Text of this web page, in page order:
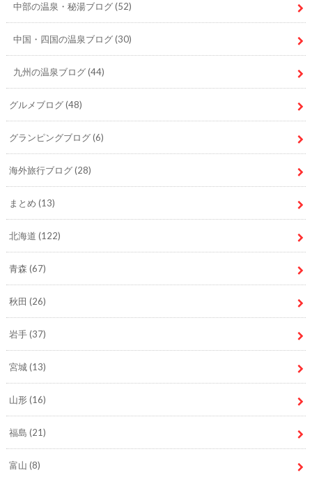
中部の温泉・秘湯ブログ(52)
中国・四国の温泉ブログ(30)
九州の温泉ブログ(44)
グルメブログ(48)
グランピングブログ(6)
海外旅行ブログ(28)
まとめ (13)
北海道 (122)
青森 (67)
秋田 (26)
岩手(37)
宮城(13)
山形(16)
福島 (21)
富山 (8)